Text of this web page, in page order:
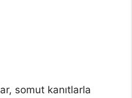
somut kanıtlarla